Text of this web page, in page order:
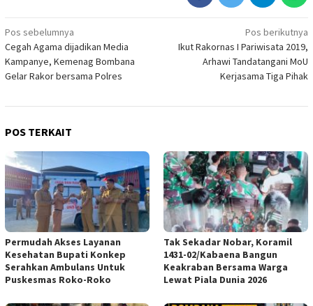
Navigasi
pos
Pos sebelumnya
Cegah Agama dijadikan Media
Kampanye, Kemenag Bombana
Gelar Rakor bersama Polres
Pos berikutnya
Ikut Rakornas I Pariwisata 2019,
Arhawi Tandatangani MoU
Kerjasama Tiga Pihak
POS TERKAIT
Permudah Akses Layanan
Kesehatan Bupati Konkep
Serahkan Ambulans Untuk
Puskesmas Roko-Roko
Tak Sekadar Nobar, Koramil
1431-02/Kabaena Bangun
Keakraban Bersama Warga
Lewat Piala Dunia 2026